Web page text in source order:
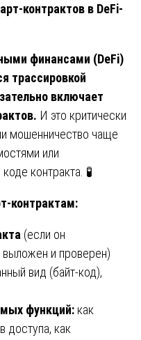
контрактов в DeFi-
финансами (DeFi)
трассировкой
включает
И это критически
мошенничество чаще
или
контракта. 🧪
контрактам:
(если он
и проверен)
вид (байт-код),
функций: как
доступа, как